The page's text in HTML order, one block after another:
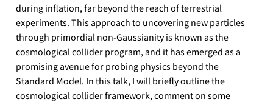
during inflation, far beyond the reach of terrestrial
experiments. This approach to uncovering new particles
through primordial non-Gaussianity is known as the
cosmological collider program, and it has emerged as a
promising avenue for probing physics beyond the
Standard Model. In this talk, I will briefly outline the
cosmological collider framework, comment on some